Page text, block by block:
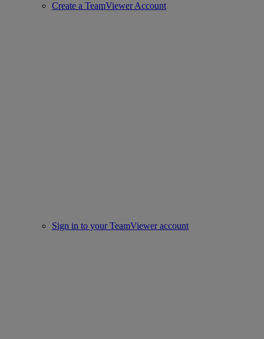
Create a TeamViewer Account
Sign in to your TeamViewer account